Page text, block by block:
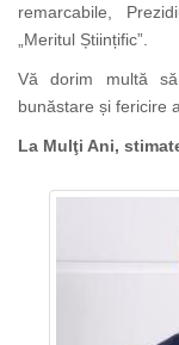
remarcabile,
„Meritul Științific”.
Vă dorim multă
bunăstare și fericire
La Mulţi Ani,